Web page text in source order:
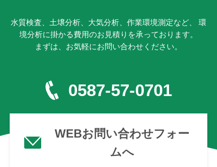
水質検査、土壌分析、大気分析、作業環境測定など、 環
境分析に掛かる費用のお見積りを承っております。
まずは、お気軽にお問い合わせください。
0587-57-0701
WEBお問い合わせフォー
ムへ